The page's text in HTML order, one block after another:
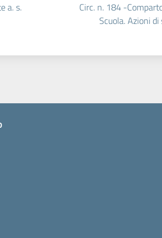
a. s.
Circ. n. 184 -
Scuola. Azioni